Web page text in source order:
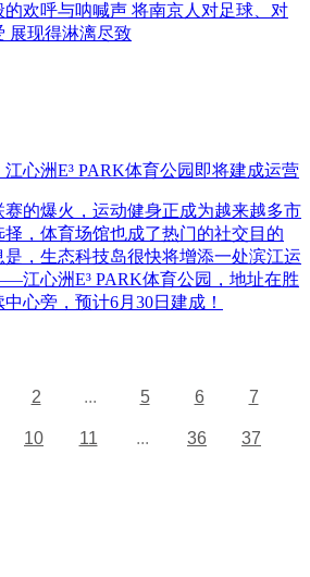
的欢呼与呐喊声 将南京人对足球、对
展现得淋漓尽致
心洲E³ PARK体育公园即将建成运营
赛的爆火，运动健身正成为越来越多市
择，体育场馆也成了热门的社交目的
是，生态科技岛很快将增添一处滨江运
江心洲E³ PARK体育公园，地址在胜
心旁，预计6月30日建成！
2 ... 5 6 7
10 11 ... 36 37